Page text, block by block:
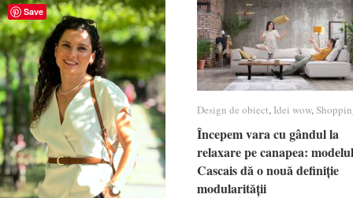
Design de obiect, Idei wow,
Începem vara cu gândul la
relaxare pe canapea: modelul
Cascais dă o nouă definiție
modularității
Design de obiect Idei wow
Începem vara cu gândul la
relaxare pe canapea: modelul
Cascais dă o nouă definiție
modularității
Save